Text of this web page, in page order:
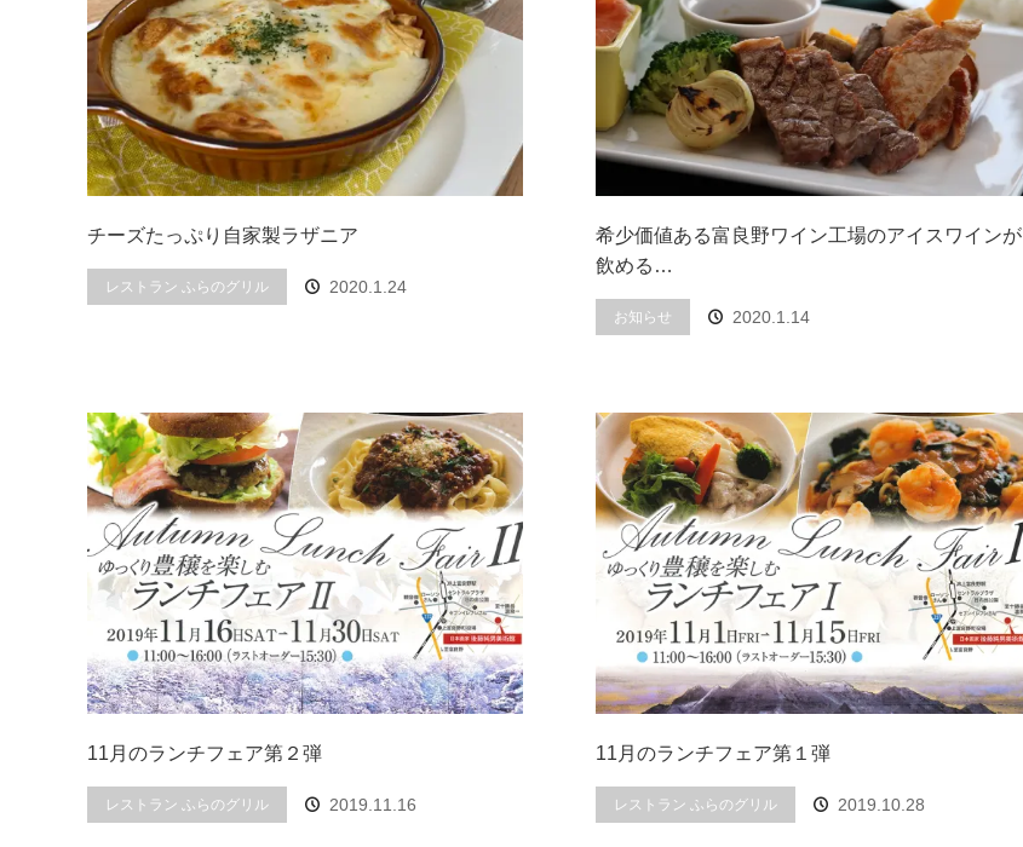
チーズたっぷり自家製ラザニア
レストラン ふらのグリル 2020.1.24
希少価値ある富良野ワイン工場のアイスワインが
飲める…
お知らせ 2020.1.14
11月のランチフェア第２弾
レストラン ふらのグリル 2019.11.16
11月のランチフェア第１弾
レストラン ふらのグリル 2019.10.28